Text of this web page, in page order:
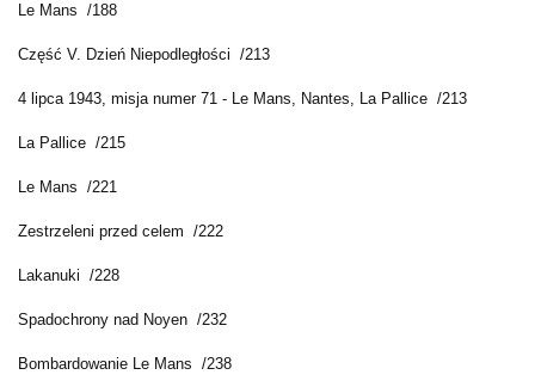
Le Mans /188
Część V. Dzień Niepodległości /213
4 lipca 1943, misja numer 71 - Le Mans, Nantes, La Pallice /213
La Pallice /215
Le Mans /221
Zestrzeleni przed celem /222
Lakanuki /228
Spadochrony nad Noyen /232
Bombardowanie Le Mans /238